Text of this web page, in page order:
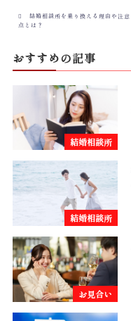
結婚相談所を乗り換える理由や注意
点とは？
おすすめの記事
結婚相談所
結婚相談所
お見合い